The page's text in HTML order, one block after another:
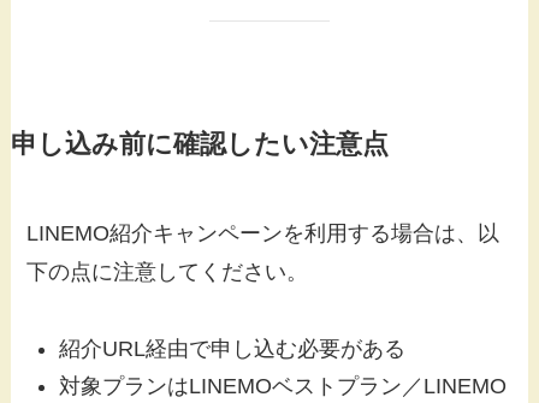
申し込み前に確認したい注意点
LINEMO紹介キャンペーンを利用する場合は、以
下の点に注意してください。
紹介URL経由で申し込む必要がある
対象プランはLINEMOベストプラン／LINEMO